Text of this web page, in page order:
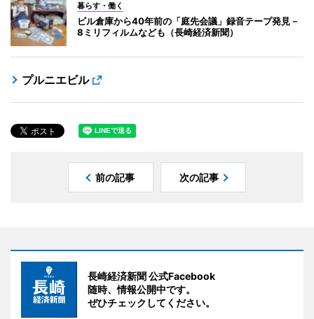
暮らす・働く
ビル倉庫から40年前の「庭先会議」録音テープ発見－
8ミリフィルムなども（長崎経済新聞）
プルニエビル
前の記事 次の記事
長崎経済新聞 公式Facebook
随時、情報公開中です。
ぜひチェックしてください。